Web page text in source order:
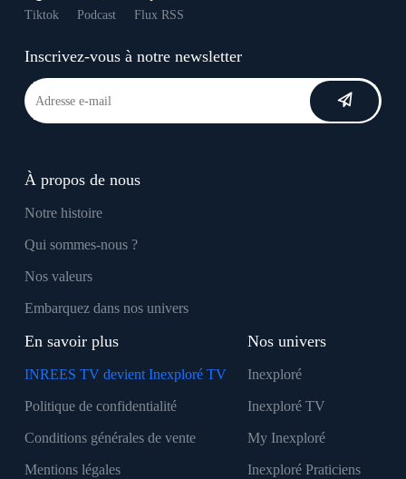
Tiktok Podcast Flux RSS
Inscrivez-vous à notre newsletter
À propos de nous
Notre histoire
Qui sommes-nous ?
Nos valeurs
Embarquez dans nos univers
En savoir plus
INREES TV devient Inexploré TV
Politique de confidentialité
Conditions générales de vente
Mentions légales
Nos univers
Inexploré
Inexploré TV
My Inexploré
Inexploré Praticiens